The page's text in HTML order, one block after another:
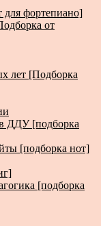
фортепиано]
от
лет [Подборка
ДДУ [подборка
[подборка нот]
[подборка